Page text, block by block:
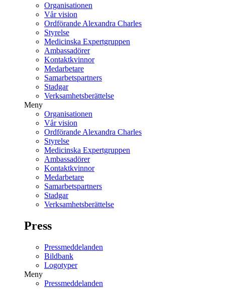
Organisationen
Vår vision
Ordförande Alexandra Charles
Styrelse
Medicinska Expertgruppen
Ambassadörer
Kontaktkvinnor
Medarbetare
Samarbetspartners
Stadgar
Verksamhetsberättelse
Meny
Organisationen
Vår vision
Ordförande Alexandra Charles
Styrelse
Medicinska Expertgruppen
Ambassadörer
Kontaktkvinnor
Medarbetare
Samarbetspartners
Stadgar
Verksamhetsberättelse
Press
Pressmeddelanden
Bildbank
Logotyper
Meny
Pressmeddelanden